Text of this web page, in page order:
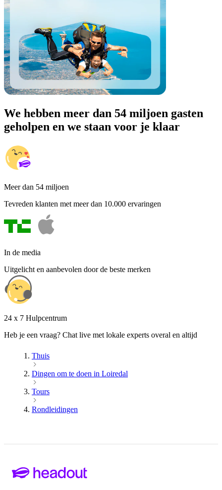
We hebben meer dan 54 miljoen gasten
geholpen en we staan voor je klaar
Meer dan 54 miljoen
Tevreden klanten met meer dan 10.000 ervaringen
In de media
Uitgelicht en aanbevolen door de beste merken
24 x 7 Hulpcentrum
Heb je een vraag? Chat live met lokale experts overal en altijd
Thuis
Dingen om te doen in Loiredal
Tours
Rondleidingen